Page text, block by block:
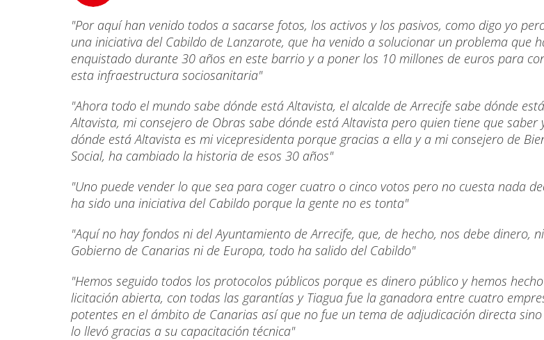
"Por aquí han venido todos a sacarse fotos, los activos y los pasivos, como digo yo
una iniciativa del Cabildo de Lanzarote, que ha venido a solucionar un problema que
enquistado durante 30 años en este barrio y a poner los 10 millones de euros para
esta infraestructura sociosanitaria"
"Ahora todo el mundo sabe dónde está Altavista, el alcalde de Arrecife sabe dónde está
Altavista, mi consejero de Obras sabe dónde está Altavista pero quien tiene que saber
dónde está Altavista es mi vicepresidenta porque gracias a ella y a mi consejero de
Social, ha cambiado la historia de esos 30 años"
"Uno puede vender lo que sea para coger cuatro o cinco votos pero no cuesta nada
ha sido una iniciativa del Cabildo porque la gente no es tonta"
"Aquí no hay fondos ni del Ayuntamiento de Arrecife, que, de hecho, nos debe dinero,
Gobierno de Canarias ni de Europa, todo ha salido del Cabildo"
"Hemos seguido todos los protocolos públicos porque es dinero público y hemos
licitación abierta, con todas las garantías y Tiagua fue la ganadora entre cuatro
potentes en el ámbito de Canarias así que no fue un tema de adjudicación directa
lo llevó gracias a su capacitación técnica"